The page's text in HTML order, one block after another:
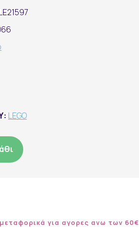
LEGO
για αγορες ανω των 60€